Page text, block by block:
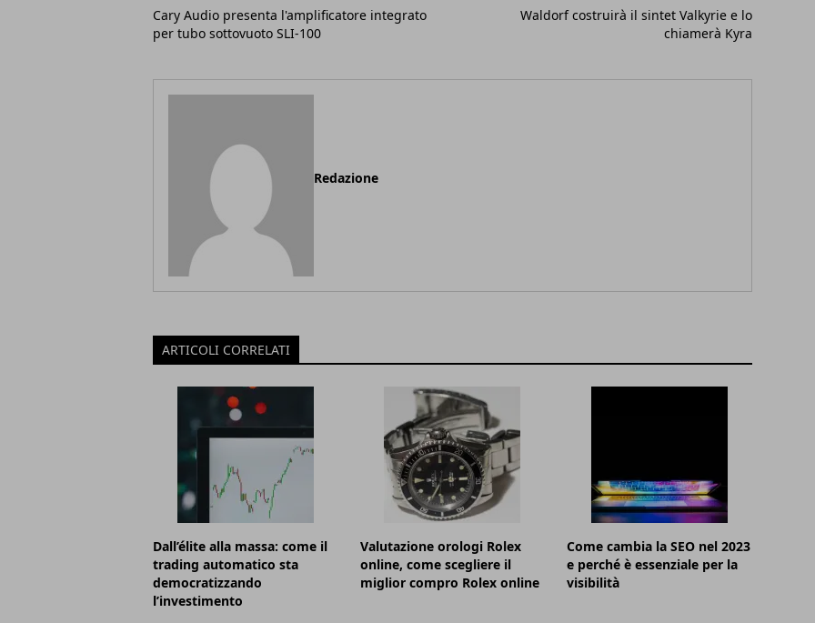
Cary Audio presenta l'amplificatore integrato
per tubo sottovuoto SLI-100
Waldorf costruirà il sintet Valkyrie e lo
chiamerà Kyra
Redazione
ARTICOLI CORRELATI
Dall’élite alla massa: come il
trading automatico sta
democratizzando
l’investimento
Valutazione orologi Rolex
online, come scegliere il
miglior compro Rolex online
Come cambia la SEO nel 2023
e perché è essenziale per la
visibilità